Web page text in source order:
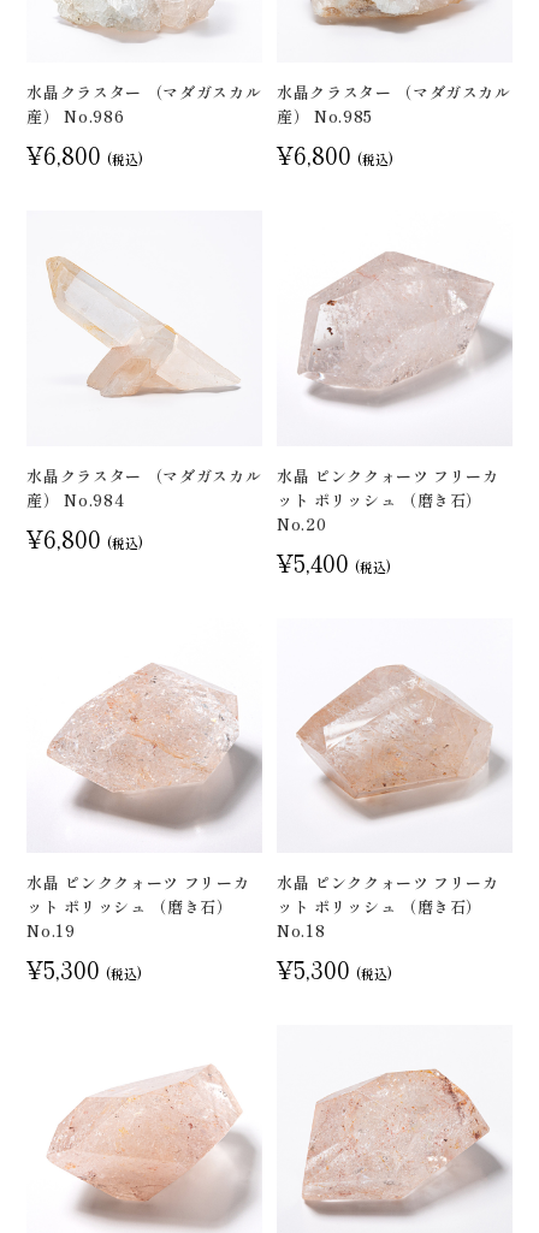
水晶クラスター （マダガスカル
産） No.986
¥6,800 (税込)
水晶クラスター （マダガスカル
産） No.985
¥6,800 (税込)
水晶クラスター （マダガスカル
産） No.984
¥6,800 (税込)
水晶 ピンククォーツ フリーカ
ット ポリッシュ （磨き石）
No.20
¥5,400 (税込)
水晶 ピンククォーツ フリーカ
ット ポリッシュ （磨き石）
No.19
¥5,300 (税込)
水晶 ピンククォーツ フリーカ
ット ポリッシュ （磨き石）
No.18
¥5,300 (税込)